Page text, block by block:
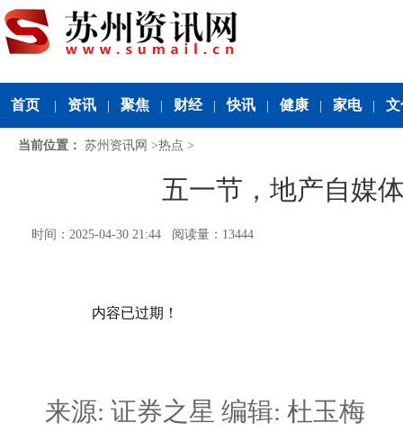
首页 资讯 聚焦 财经 快讯 健康 家电 文
当前位置： 苏州资讯网 >热点 >
五一节，地产自媒
时间：2025-04-30 21:44 阅读量：13444
内容已过期！
来源: 证券之星 编辑: 杜玉梅